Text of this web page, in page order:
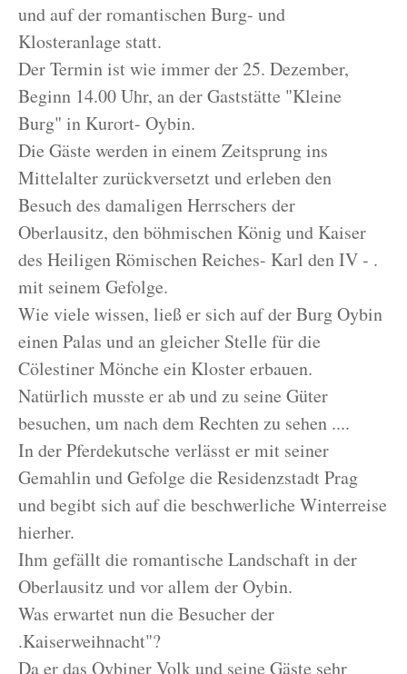
und auf der romantischen Burg- und
Klosteranlage statt.
Der Termin ist wie immer der 25. Dezember,
Beginn 14.00 Uhr, an der Gaststätte "Kleine
Burg" in Kurort- Oybin.
Die Gäste werden in einem Zeitsprung ins
Mittelalter zurückversetzt und erleben den
Besuch des damaligen Herrschers der
Oberlausitz, den böhmischen König und Kaiser
des Heiligen Römischen Reiches- Karl den IV - .
mit seinem Gefolge.
Wie viele wissen, ließ er sich auf der Burg Oybin
einen Palas und an gleicher Stelle für die
Cölestiner Mönche ein Kloster erbauen.
Natürlich musste er ab und zu seine Güter
besuchen, um nach dem Rechten zu sehen ....
In der Pferdekutsche verlässt er mit seiner
Gemahlin und Gefolge die Residenzstadt Prag
und begibt sich auf die beschwerliche Winterreise
hierher.
Ihm gefällt die romantische Landschaft in der
Oberlausitz und vor allem der Oybin.
Was erwartet nun die Besucher der
.Kaiserweihnacht"?
Da er das Oybiner Volk und seine Gäste sehr